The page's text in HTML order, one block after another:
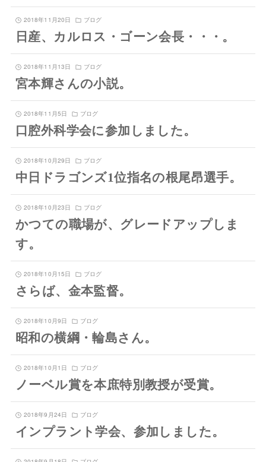
2018年11月20日 ブログ
日産、カルロス・ゴーン会長・・・。
2018年11月13日 ブログ
宮本輝さんの小説。
2018年11月5日 ブログ
口腔外科学会に参加しました。
2018年10月29日 ブログ
中日ドラゴンズ1位指名の根尾昂選手。
2018年10月23日 ブログ
かつての職場が、グレードアップしま
す。
2018年10月15日 ブログ
さらば、金本監督。
2018年10月9日 ブログ
昭和の横綱・輪島さん。
2018年10月1日 ブログ
ノーベル賞を本庶特別教授が受賞。
2018年9月24日 ブログ
インプラント学会、参加しました。